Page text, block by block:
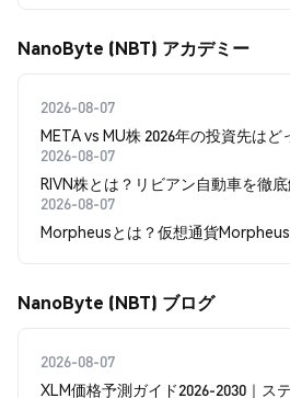
NanoByte (NBT) アカデミー
2026-08-07
META vs MU株 2026年の投資先は
2026-08-07
RIVN株とは？リビアン自動車を徹
2026-08-07
Morpheusとは？仮想通貨
NanoByte (NBT) ブログ
2026-08-07
XLM価格予測ガイド2026-2030｜ス